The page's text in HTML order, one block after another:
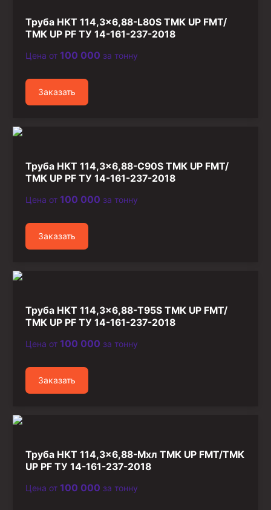
Труба НКТ 114,3×6,88-L80S ТМК UP FMT/
ТМК UP PF ТУ 14-161-237-2018
Цена от 100 000 за тонну
Заказать
Труба НКТ 114,3×6,88-C90S ТМК UP FMT/
ТМК UP PF ТУ 14-161-237-2018
Цена от 100 000 за тонну
Заказать
Труба НКТ 114,3×6,88-T95S ТМК UP FMT/
ТМК UP PF ТУ 14-161-237-2018
Цена от 100 000 за тонну
Заказать
Труба НКТ 114,3×6,88-Мхл ТМК UP FMT/ТМК
UP PF ТУ 14-161-237-2018
Цена от 100 000 за тонну